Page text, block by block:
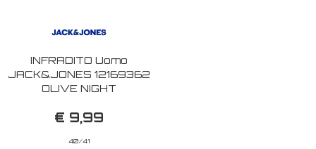
INFRADITO Uomo
JACK&JONES 12169362
OLIVE NIGHT
€ 9,99
40/41